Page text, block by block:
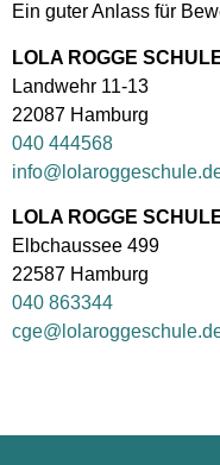
Ein guter Anlass für
LOLA ROGGE
Landwehr 11-13
22087 Hamburg
040 444568
LOLA ROGGE
Elbchaussee 499
22587 Hamburg
040 863344